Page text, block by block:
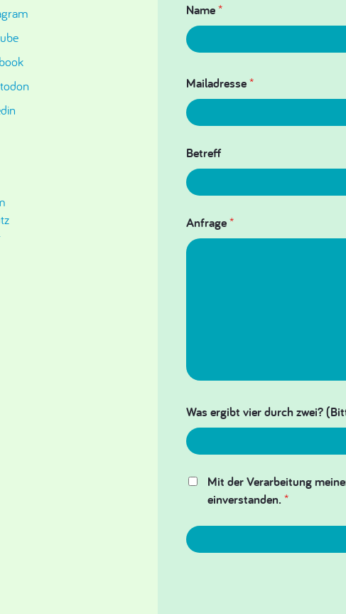
Name*
Mailadresse*
Betreff
Anfrage*
Was ergibt vier durch zwei?
Mit der Verarbeitung
einverstanden.*